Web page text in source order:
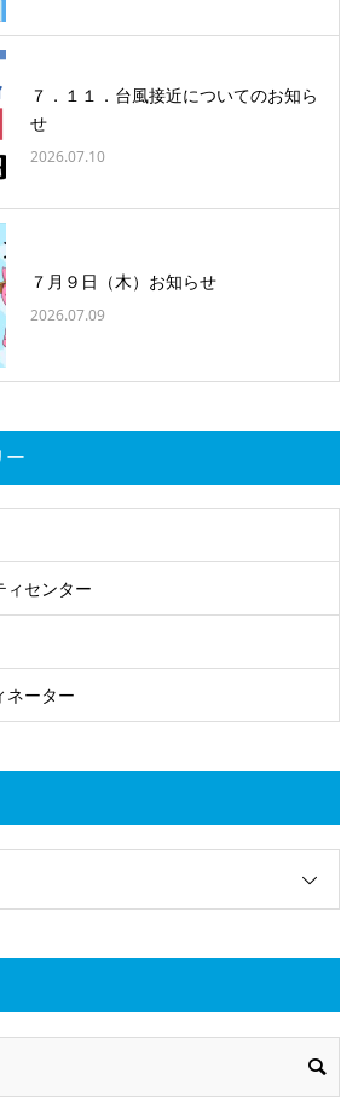
７．１１．台風接近についてのお知ら
せ
2026.07.10
７月９日（木）お知らせ
2026.07.09
ー
ィセンター
ネーター